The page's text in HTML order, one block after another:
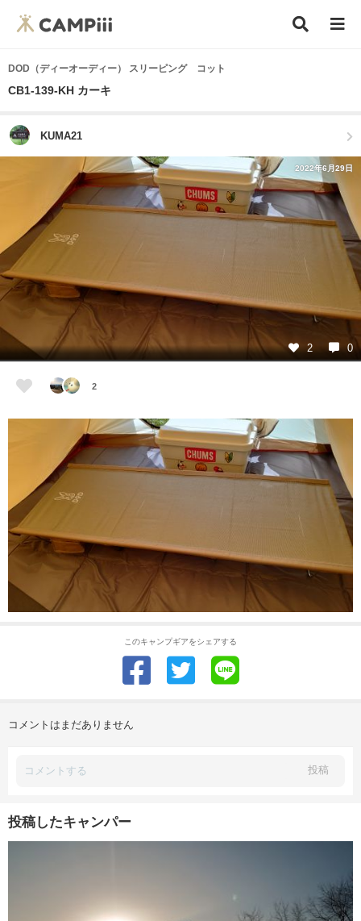
DOD（ディーオーディー） スリーピング コット
CB1-139-KH カーキ
KUMA21
2022年6月29日
2 0
2
このキャンプギアをシェアする
コメントはまだありません
投稿
投稿したキャンパー